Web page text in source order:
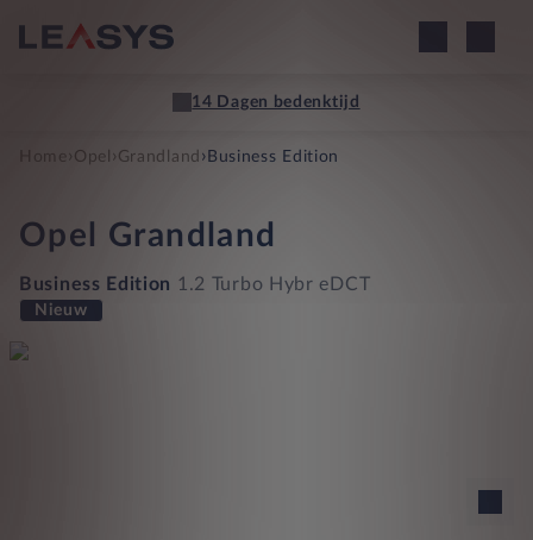
14 Dagen bedenktijd
Home › Opel › Grandland › Business Edition
Opel Grandland
Business Edition 1.2 Turbo Hybr eDCT
Nieuw